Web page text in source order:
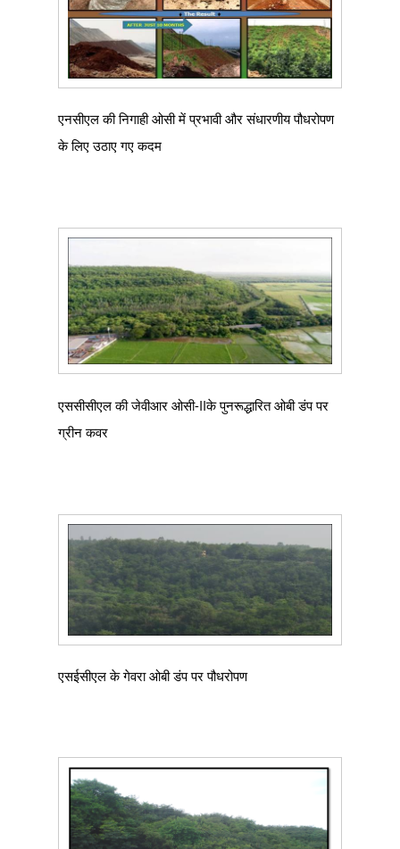
एनसीएल की निगाही ओसी में प्रभावी और संधारणीय पौधरोपण
के लिए उठाए गए कदम
एससीसीएल की जेवीआर ओसी-IIके पुनरूद्धारित ओबी डंप पर
ग्रीन कवर
एसईसीएल के गेवरा ओबी डंप पर पौधरोपण